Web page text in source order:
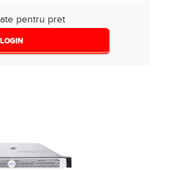
pentru pret
LOGIN